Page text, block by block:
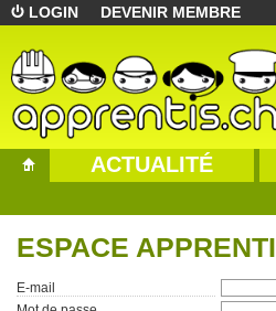
LOGIN DEVENIR MEMBRE
ACTUALITÉ
ESPACE APPRENTI
E-mail